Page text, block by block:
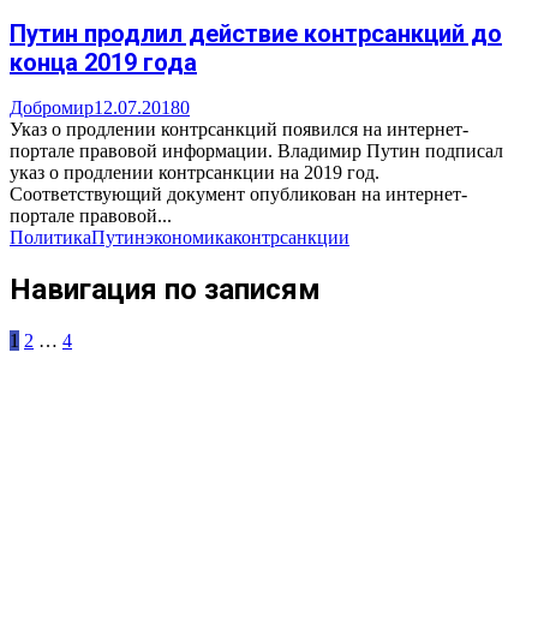
Путин продлил действие контрсанкций до
конца 2019 года
Добромир12.07.20180
Указ о продлении контрсанкций появился на интернет-
портале правовой информации. Владимир Путин подписал
указ о продлении контрсанкции на 2019 год.
Соответствующий документ опубликован на интернет-
портале правовой...
ПолитикаПутинэкономикаконтрсанкции
Навигация по записям
1 2 … 4